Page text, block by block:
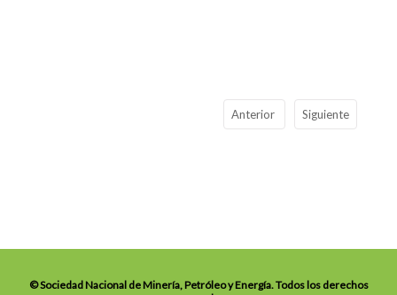
Anterior Siguiente
© Sociedad Nacional de Minería, Petróleo y Energía. Todos los derechos